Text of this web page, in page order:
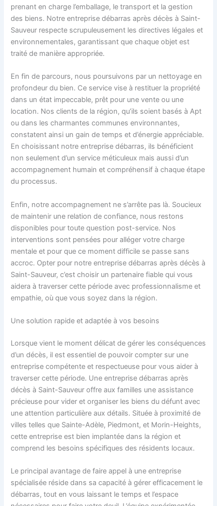
prenant en charge l’emballage, le transport et la gestion
des biens. Notre entreprise débarras après décès à Saint-
Sauveur respecte scrupuleusement les directives légales et
environnementales, garantissant que chaque objet est
traité de manière appropriée.
En fin de parcours, nous poursuivons par un nettoyage en
profondeur du bien. Ce service vise à restituer la propriété
dans un état impeccable, prêt pour une vente ou une
location. Nos clients de la région, qu’ils soient basés à Apt
ou dans les charmantes communes environnantes,
constatent ainsi un gain de temps et d’énergie appréciable.
En choisissant notre entreprise débarras, ils bénéficient
non seulement d’un service méticuleux mais aussi d’un
accompagnement humain et compréhensif à chaque étape
du processus.
Enfin, notre accompagnement ne s’arrête pas là. Soucieux
de maintenir une relation de confiance, nous restons
disponibles pour toute question post-service. Nos
interventions sont pensées pour alléger votre charge
mentale et pour que ce moment difficile se passe sans
accroc. Opter pour notre entreprise débarras après décès à
Saint-Sauveur, c’est choisir un partenaire fiable qui vous
aidera à traverser cette période avec professionnalisme et
empathie, où que vous soyez dans la région.
Une solution rapide et adaptée à vos besoins
Lorsque vient le moment délicat de gérer les conséquences
d’un décès, il est essentiel de pouvoir compter sur une
entreprise compétente et respectueuse pour vous aider à
traverser cette période. Une entreprise débarras après
décès à Saint-Sauveur offre aux familles une assistance
précieuse pour vider et organiser les biens du défunt avec
une attention particulière aux détails. Située à proximité de
villes telles que Sainte-Adèle, Piedmont, et Morin-Heights,
cette entreprise est bien implantée dans la région et
comprend les besoins spécifiques des résidents locaux.
Le principal avantage de faire appel à une entreprise
spécialisée réside dans sa capacité à gérer efficacement le
débarras, tout en vous laissant le temps et l’espace